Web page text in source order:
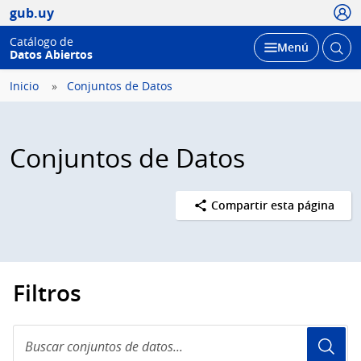
gub.uy
Catálogo de
Datos Abiertos
Desplegar
Menú Abrir
Inicio Conjuntos de Datos
Conjuntos de Datos
Compartir esta página
Filtros
conjuntos